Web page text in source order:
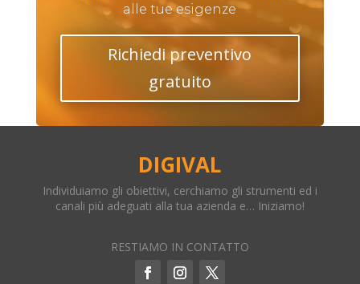
alle tue esigenze
Richiedi preventivo
gratuito
DIGIVAL
Individuiamo gli obiettivi, cerchiamo gli strumenti ed i
canali più adeguati alla tua azienda e… Iniziamo!
RESTIAMO IN CONTATTO